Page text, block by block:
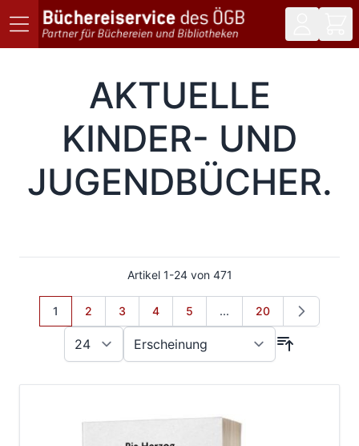
AKTUELLE
KINDER- UND
JUGENDBÜCHER
Artikel 1-24von 471
Sie lesen gerade Seite
1 Seite
2 Seite
3 Seite
4 Seite
5 ... Seite
20